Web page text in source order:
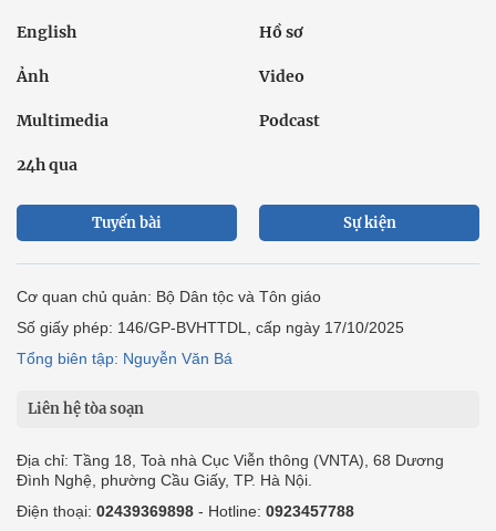
English Hồ sơ
Ảnh Video
Multimedia Podcast
24h qua
Tuyến bài Sự kiện
Cơ quan chủ quản: Bộ Dân tộc và Tôn giáo
Số giấy phép: 146/GP-BVHTTDL, cấp ngày 17/10/2025
Tổng biên tập: Nguyễn Văn Bá
Liên hệ tòa soạn
Địa chỉ: Tầng 18, Toà nhà Cục Viễn thông (VNTA), 68 Dương
Đình Nghệ, phường Cầu Giấy, TP. Hà Nội.
Điện thoại: 02439369898 - Hotline: 0923457788